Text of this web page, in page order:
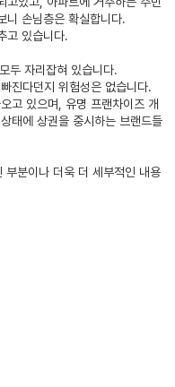
니 손님층은 확실합니다.
고 있습니다.
두 자리잡혀 있습니다.
진다던지 위험성은 없습니다.
고 있으며, 유명 프랜차이즈 개
태에 상권을 중시하는 브랜드들
분이나 더욱 더 세부적인 내용